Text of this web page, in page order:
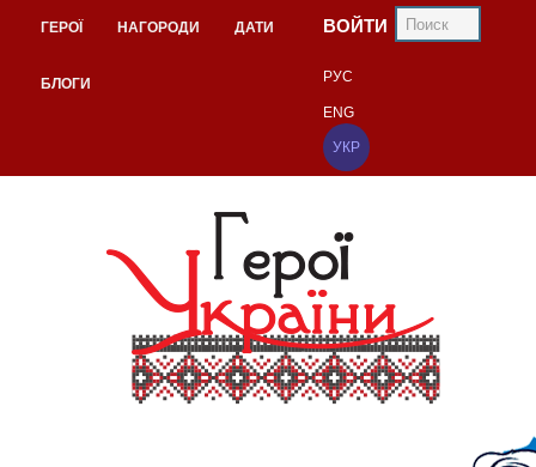
ГЕРОЇ НАГОРОДИ ДАТИ
БЛОГИ
ВОЙТИ
РУС
ENG
УКР